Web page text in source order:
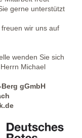
gerne unterstützt
wir uns auf
wenden Sie sich
Michael
gGmbH